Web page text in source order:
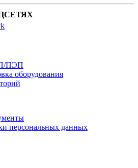
ПЭП
оборудования
персональных данных